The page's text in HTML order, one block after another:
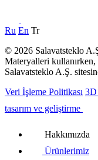
Ru En Tr
© 2026 Salavatsteklo
Materyalleri kullanırken,
Salavatsteklo A.Ş.
Veri İşleme Politikası 3D
tasarım ve geliştirme
Hakkımızda
Ürünlerimiz